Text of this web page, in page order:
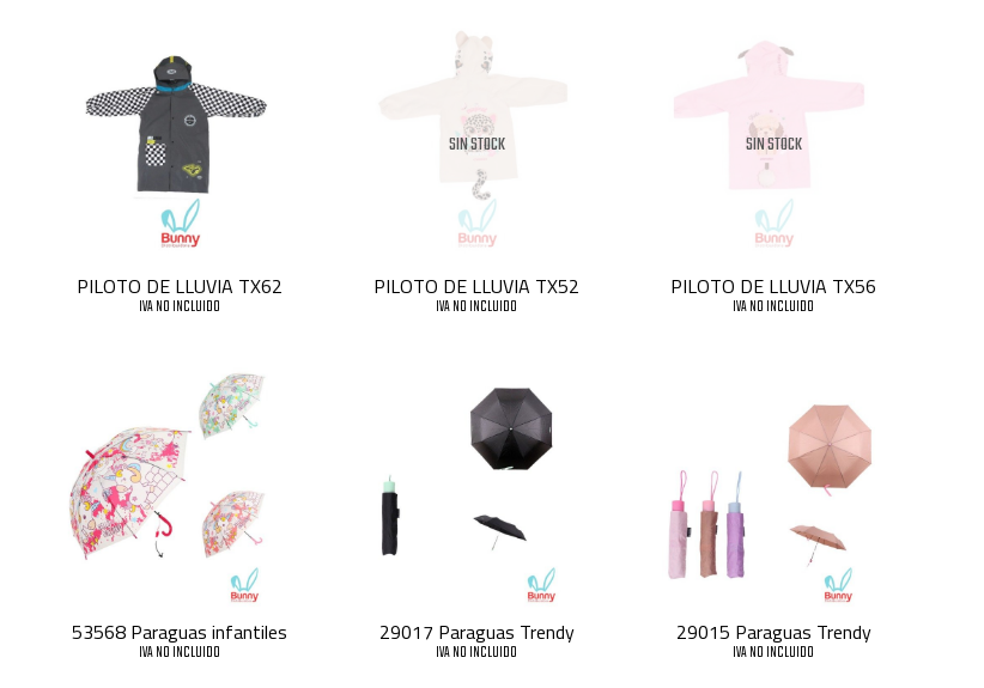
PILOTO DE LLUVIA TX62
IVA NO INCLUIDO
SIN STOCK
PILOTO DE LLUVIA TX52
IVA NO INCLUIDO
SIN STOCK
PILOTO DE LLUVIA TX56
IVA NO INCLUIDO
53568 Paraguas infantiles
IVA NO INCLUIDO
29017 Paraguas Trendy
IVA NO INCLUIDO
29015 Paraguas Trendy
IVA NO INCLUIDO